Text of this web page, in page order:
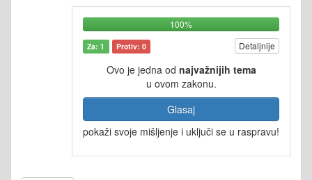
100%
Za: 1 Protiv: 0 Detaljnije
Ovo je jedna od najvažnijih tema
u ovom zakonu.
Glasaj
pokaži svoje mišljenje i uključi se u raspravu!